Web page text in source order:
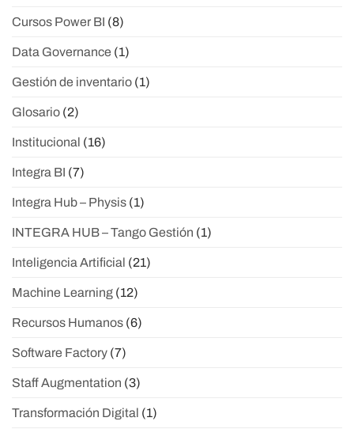
Cursos Power BI (8)
Data Governance (1)
Gestión de inventario (1)
Glosario (2)
Institucional (16)
Integra BI (7)
Integra Hub – Physis (1)
INTEGRA HUB – Tango Gestión (1)
Inteligencia Artificial (21)
Machine Learning (12)
Recursos Humanos (6)
Software Factory (7)
Staff Augmentation (3)
Transformación Digital (1)